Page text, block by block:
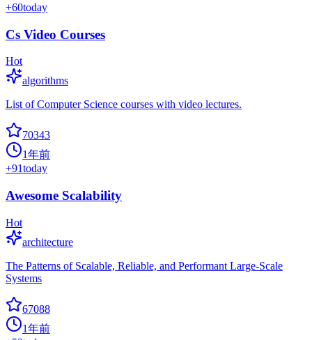
+60today
Cs Video Courses
Hot
algorithms
List of Computer Science courses with video lectures.
70343
1年前
+91today
Awesome Scalability
Hot
architecture
The Patterns of Scalable, Reliable, and Performant Large-Scale
Systems
67088
1年前